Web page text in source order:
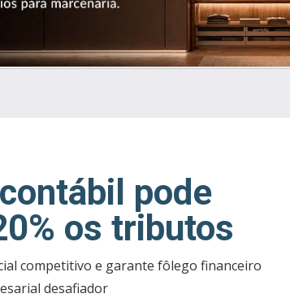
pode
os tributos
competitivo e garante fôlego financeiro
desafiador